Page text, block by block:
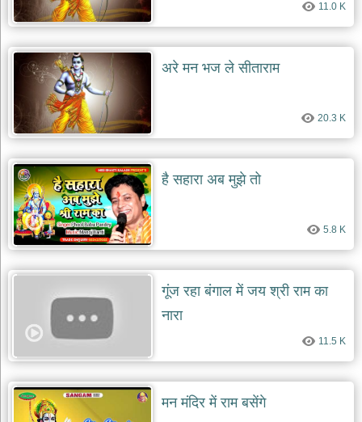
11.0 K
अरे मन भज ले सीताराम
20.3 K
है सहारा अब मुझे तो
5.8 K
गूंज रहा बंगाल में जय श्री राम का
नारा
11.5 K
मन मंदिर में राम बसेंगे